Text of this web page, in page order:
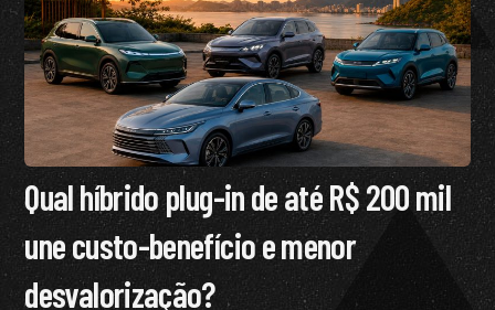
Qual híbrido plug-in de até R$ 200 mil
une custo-benefício e menor
desvalorização?